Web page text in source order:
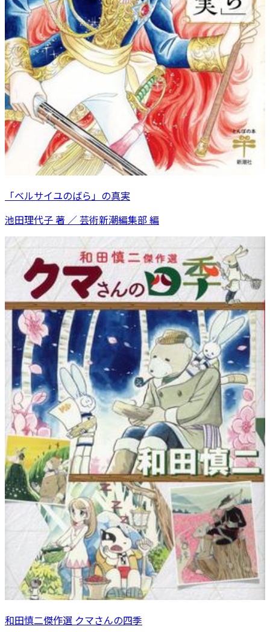
「ベルサイユのばら」の真実
池田理代子 著 ／ 芸術新潮編集部 編
和田慎二傑作選 クマさんの四季